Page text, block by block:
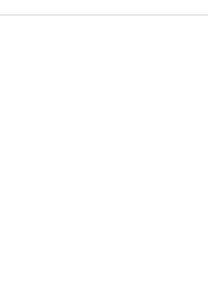
者扱いされているのが悲